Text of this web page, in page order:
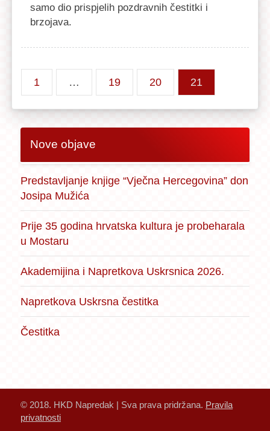
samo dio prispjelih pozdravnih čestitki i
brzojava.
1 … 19 20 21
Nove objave
Predstavljanje knjige “Vječna Hercegovina” don
Josipa Mužića
Prije 35 godina hrvatska kultura je probeharala
u Mostaru
Akademijina i Napretkova Uskrsnica 2026.
Napretkova Uskrsna čestitka
Čestitka
© 2018. HKD Napredak | Sva prava pridržana. Pravila
privatnosti